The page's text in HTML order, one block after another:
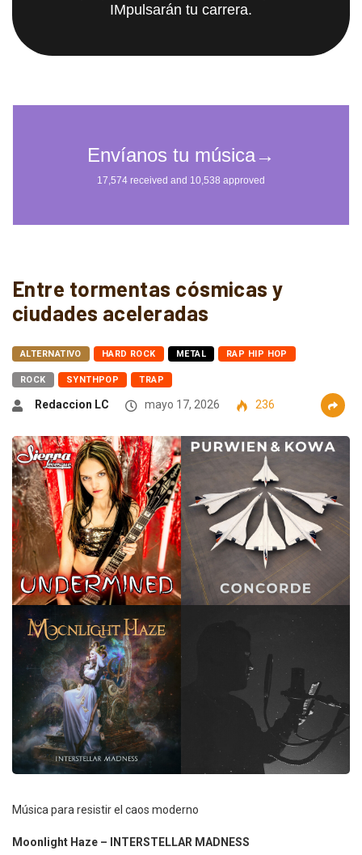
IMpulsarán tu carrera.
Entre tormentas cósmicas y
ciudades aceleradas
ALTERNATIVO HARD ROCK METAL RAP HIP HOP
ROCK SYNTHPOP TRAP
Redaccion LC mayo 17, 2026 236
Música para resistir el caos moderno
Moonlight Haze – INTERSTELLAR MADNESS